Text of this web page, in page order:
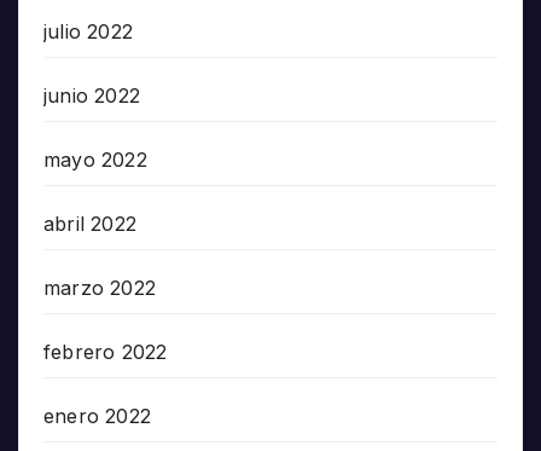
julio 2022
junio 2022
mayo 2022
abril 2022
marzo 2022
febrero 2022
enero 2022